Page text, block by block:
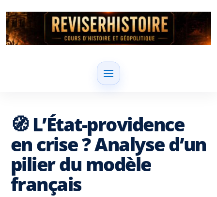
🧭 L’État-providence
en crise ? Analyse d’un
pilier du modèle
français